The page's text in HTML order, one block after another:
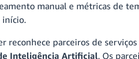
manual e métricas de
início.
reconhece parceiros de
Inteligência Artificial. Os